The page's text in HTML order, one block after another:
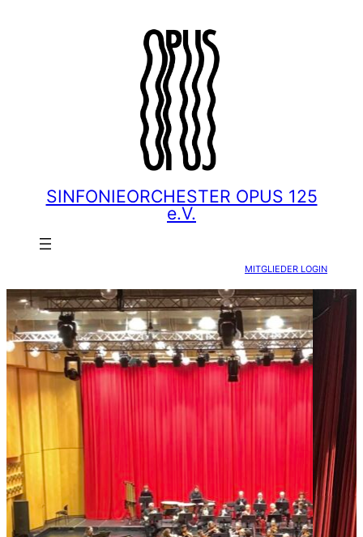
SINFONIEORCHESTER OPUS 125
e.V.
MITGLIEDER LOGIN